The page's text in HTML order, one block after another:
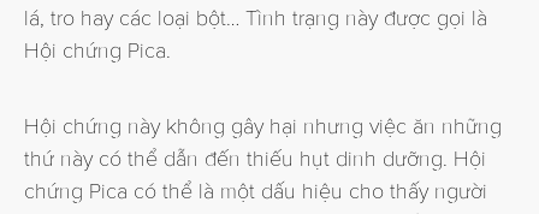
lá, tro hay các loại bột… Tình trạng này được gọi là
Hội chứng Pica.
Hội chứng này không gây hại nhưng việc ăn những
thứ này có thể dẫn đến thiếu hụt dinh dưỡng. Hội
chứng Pica có thể là một dấu hiệu cho thấy người